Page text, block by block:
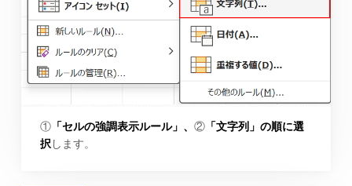
①「セルの強調表示ルール」、 ②「文字列」の順に選
択します。